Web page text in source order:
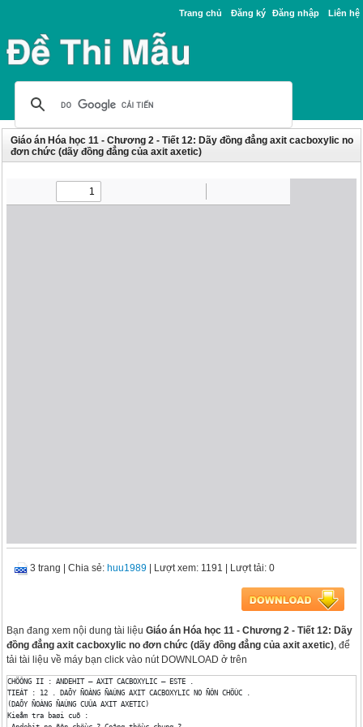
Trang chủ Đăng ký Đăng nhập Liên hệ
Giáo án Hóa học 11 - Chương 2 - Tiết 12: Dãy đồng đẳng axit cacboxylic no
đơn chức (dãy đồng đẳng của axit axetic)
3 trang |Chia sẻ: huu1989 | Lượt xem: 1191 | Lượt tải: 0
Bạn đang xem nội dung tài liệuGiáo án Hóa học 11 - Chương 2 - Tiết 12: Dãy
đồng đẳng axit cacboxylic no đơn chức (dãy đồng đẳng của axit axetic), để
tải tài liệu về máy bạn click vào nút DOWNLOAD ở trên
CHÖÔNG II : ANDEHIT – AXIT CACBOXYLIC – ESTE .
TIEÁT : 12 . DAÕY ÑOÀNG ÑAÚNG AXIT CACBOXYLIC NO ÑÔN CHÖÙC .
(DAÕY ÑOÀNG ÑAÚNG CUÛA AXIT AXETIC)
Kieåm tra baøi cuõ :